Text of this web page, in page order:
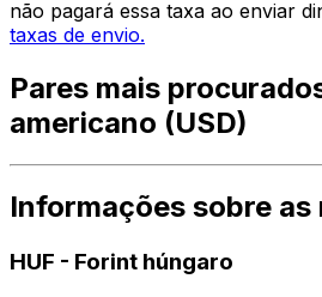
não pagará essa taxa ao enviar
taxas de envio.
Pares mais
americano (USD)
Informações sobre as
HUF - Forint húngaro